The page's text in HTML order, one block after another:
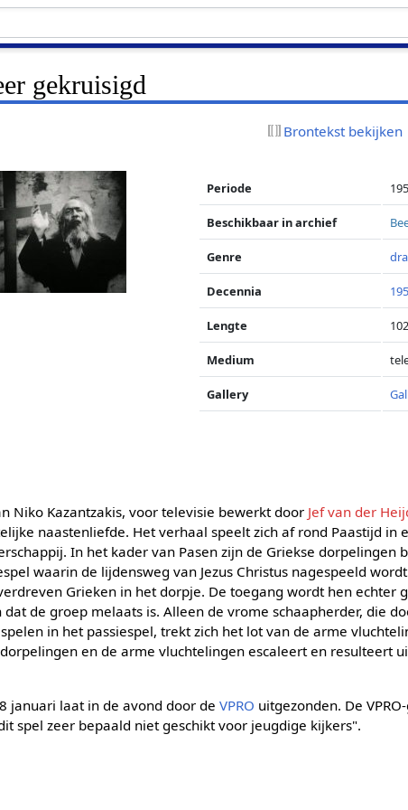
gekruisigd
Brontekst bekijken
Periode
Beschikbaar in archief
Genre
Decennia
Lengte
Medium
Gallery
Niko Kazantzakis, voor televisie bewerkt door Jef van der
naastenliefde. Het verhaal speelt zich af rond Paastijd in
In het kader van Pasen zijn de Griekse dorpelingen
waarin de lijdensweg van Jezus Christus nagespeeld
Grieken in het dorpje. De toegang wordt hen echter
de groep melaats is. Alleen de vrome schaapherder, die
in het passiespel, trekt zich het lot van de arme
en de arme vluchtelingen escaleert en resulteert
januari laat in de avond door deVPRO uitgezonden. De
spel zeer bepaald niet geschikt voor jeugdige kijkers".